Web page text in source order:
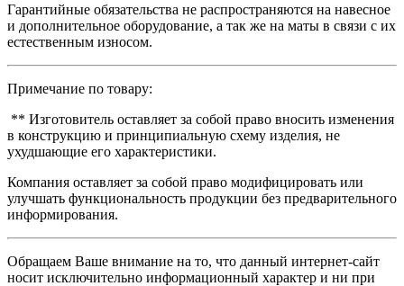
Гарантийные обязательства не распространяются на навесное
и дополнительное оборудование, а так же на маты в связи с их
естественным износом.
Примечание по товару:
** Изготовитель оставляет за собой право вносить изменения
в конструкцию и принципиальную схему изделия, не
ухудшающие его характеристики.
Компания оставляет за собой право модифицировать или
улучшать функциональность продукции без предварительного
информирования.
Обращаем Ваше внимание на то, что данный интернет-сайт
носит исключительно информационный характер и ни при